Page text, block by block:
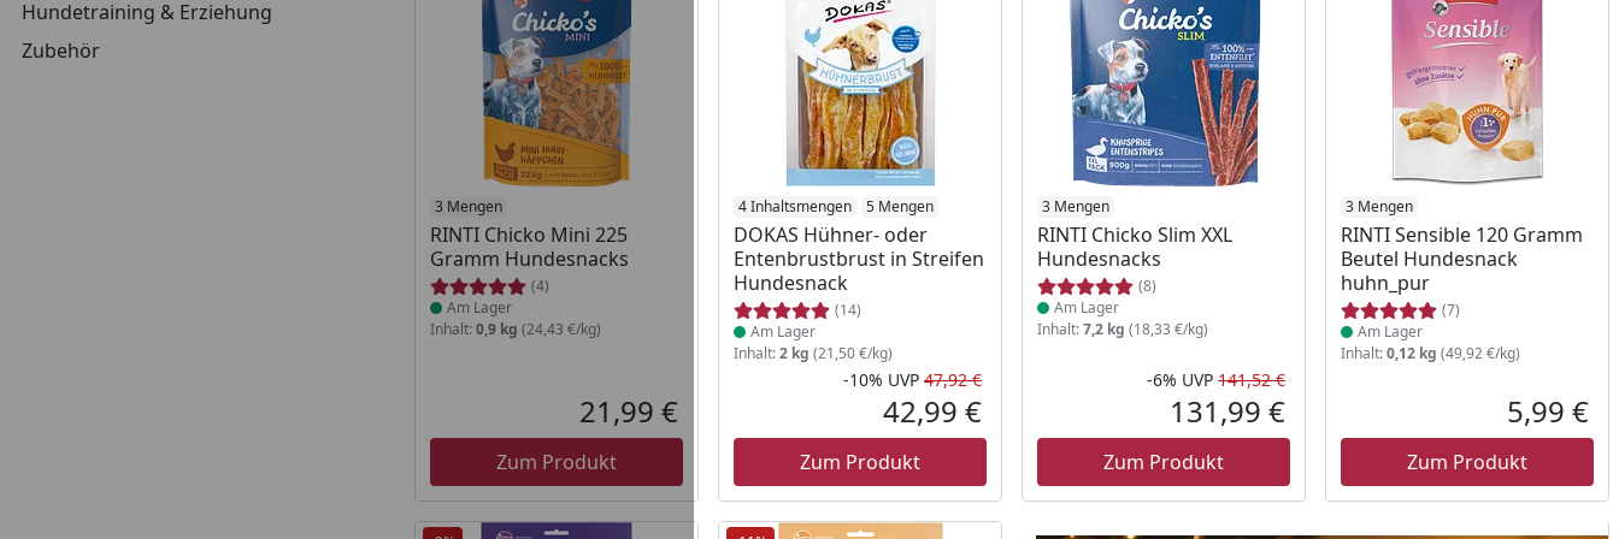
Hundetraining & Erziehung
Zubehör
3 Mengen
RINTI Chicko Mini 225
Gramm Hundesnacks
(4)
Produkt am Lager
Am Lager
Inhalt: 0,9 kg (24,43 €/kg)
Aktueller Preis
21,99 €
Zum Produkt
4 Inhaltsmengen 5 Mengen
DOKAS Hühner- oder
Entenbrustbrust in Streifen
Hundesnack
(14)
Produkt am Lager
Am Lager
Inhalt:2 kg (21,50 €/kg)
Rabatt in Prozent
-10%
Ursprünglicher Preis
UVP 47,92 €
Aktueller Preis
42,99 €
Zum Produkt
3 Mengen
RINTI Chicko Slim XXL
Hundesnacks
(8)
Produkt am Lager
Am Lager
Inhalt:7,2 kg (18,33 €/kg)
Rabatt in Prozent
-6%
Ursprünglicher Preis
UVP 141,52 €
Aktueller Preis
131,99 €
Zum Produkt
3 Mengen
RINTI Sensible 120 Gramm
Beutel Hundesnack
huhn_pur
(7)
Produkt am Lager
Am Lager
Inhalt:0,12 kg (49,92 €/kg)
5,99 €
Zum Produkt